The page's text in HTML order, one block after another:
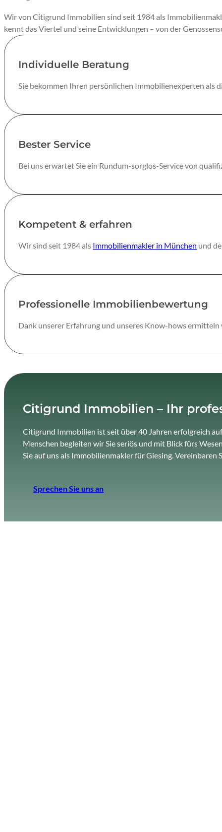
Wir von Citigrund Immobilien sind seit 1984 als
kennt das Viertel und seine Entwicklungen – von der
Individuelle Beratung
Sie bekommen Ihren persönlichen Immobilienexperten als
Bester Service
Bei uns erwartet Sie ein Rundum-sorglos-Service von
Kompetent & erfahren
Wir sind seit 1984 als Immobilienmakler in München und
Professionelle Immobilienbewertung
Dank unserer Erfahrung und unseres Know-hows
Citigrund Immobilien – Ihr
Citigrund Immobilien ist seit über 40 Jahren erfolgreich
Menschen begleiten wir Sie seriös und mit Blick fürs
Sie auf uns als Immobilienmakler für Giesing.
Sprechen Sie uns an